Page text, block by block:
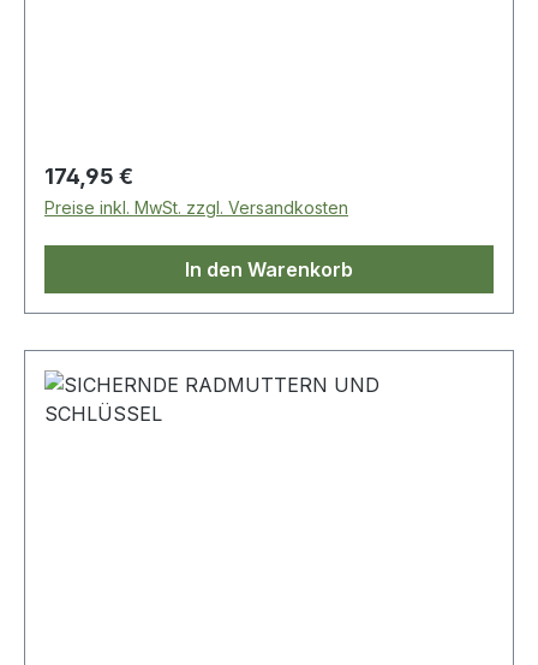
Regulärer Preis:
174,95 €
Preise inkl. MwSt. zzgl. Versandkosten
In den Warenkorb